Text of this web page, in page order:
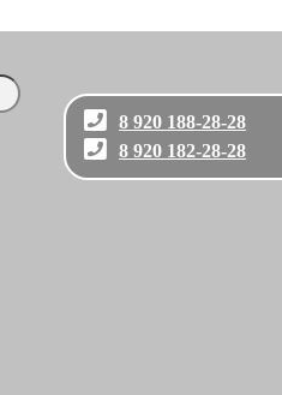
8 920 188-28-28
8 920 182-28-28